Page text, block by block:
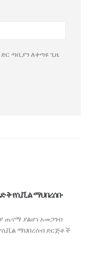
ጣቢያን ለቀጣዩ ጊዜ
የሲቪል ማህበረሰቡ
ጤናማ ያልሆነ አመጋገብ
ማህበረሰብ ድርጅቶች